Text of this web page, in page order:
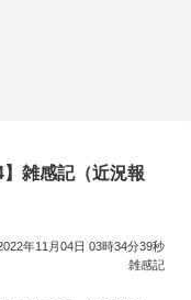
】雑感記（近況報
年11月04日 03時34分39秒
雑感記